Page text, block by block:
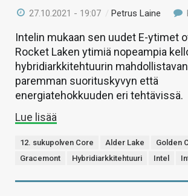
27.10.2021 - 19:07 /Petrus Laine
Intelin mukaan sen uudet E-ytimet
Rocket Laken ytimiä nopeampia
hybridiarkkitehtuurin
paremman suorituskyvyn että
energiatehokkuuden eri tehtävissä.
Lue lisää
12. sukupolven Core Alder Lake
Golden
Gracemont
Hybridiarkkitehtuuri Intel